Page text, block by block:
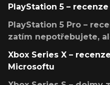
PlayStation 5 – recenze
PlayStation 5 Pro –
zatím nepotřebujete,
Xbox Series X –
Microsoftu